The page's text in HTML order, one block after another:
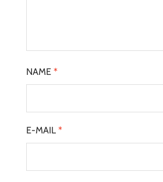
NAME *
E-MAIL *